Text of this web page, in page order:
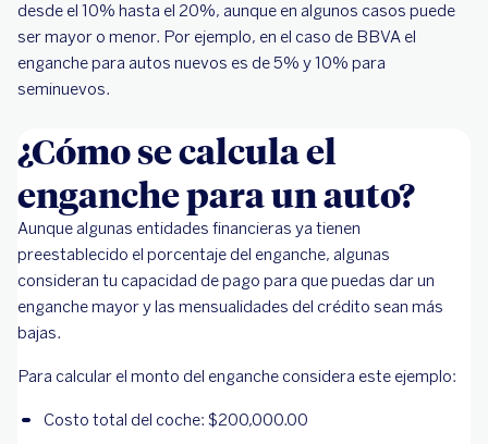
desde el 10% hasta el 20%, aunque en algunos casos puede
ser mayor o menor. Por ejemplo, en el caso de BBVA el
enganche para autos nuevos es de 5% y 10% para
seminuevos.
¿Cómo se calcula el
enganche para un auto?
Aunque algunas entidades financieras ya tienen
preestablecido el porcentaje del enganche, algunas
consideran tu capacidad de pago para que puedas dar un
enganche mayor y las mensualidades del crédito sean más
bajas.
Para calcular el monto del enganche considera este ejemplo:
Costo total del coche: $200,000.00